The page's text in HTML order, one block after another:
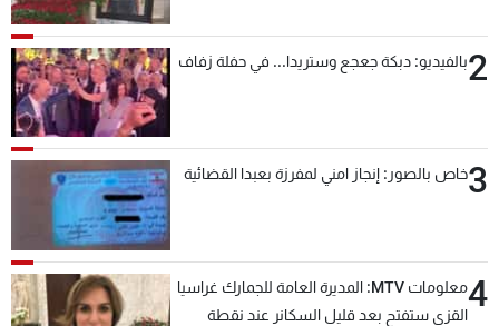
2بالفيديو: دبكة جعجع وستريدا... في حفلة زفاف
3خاص بالصور: إنجاز امني لمفرزة بعبدا القضائية
4
معلومات MTV: المديرة العامة للجمارك غراسيا
القزي ستفتح بعد قليل السكانر عند نقطة